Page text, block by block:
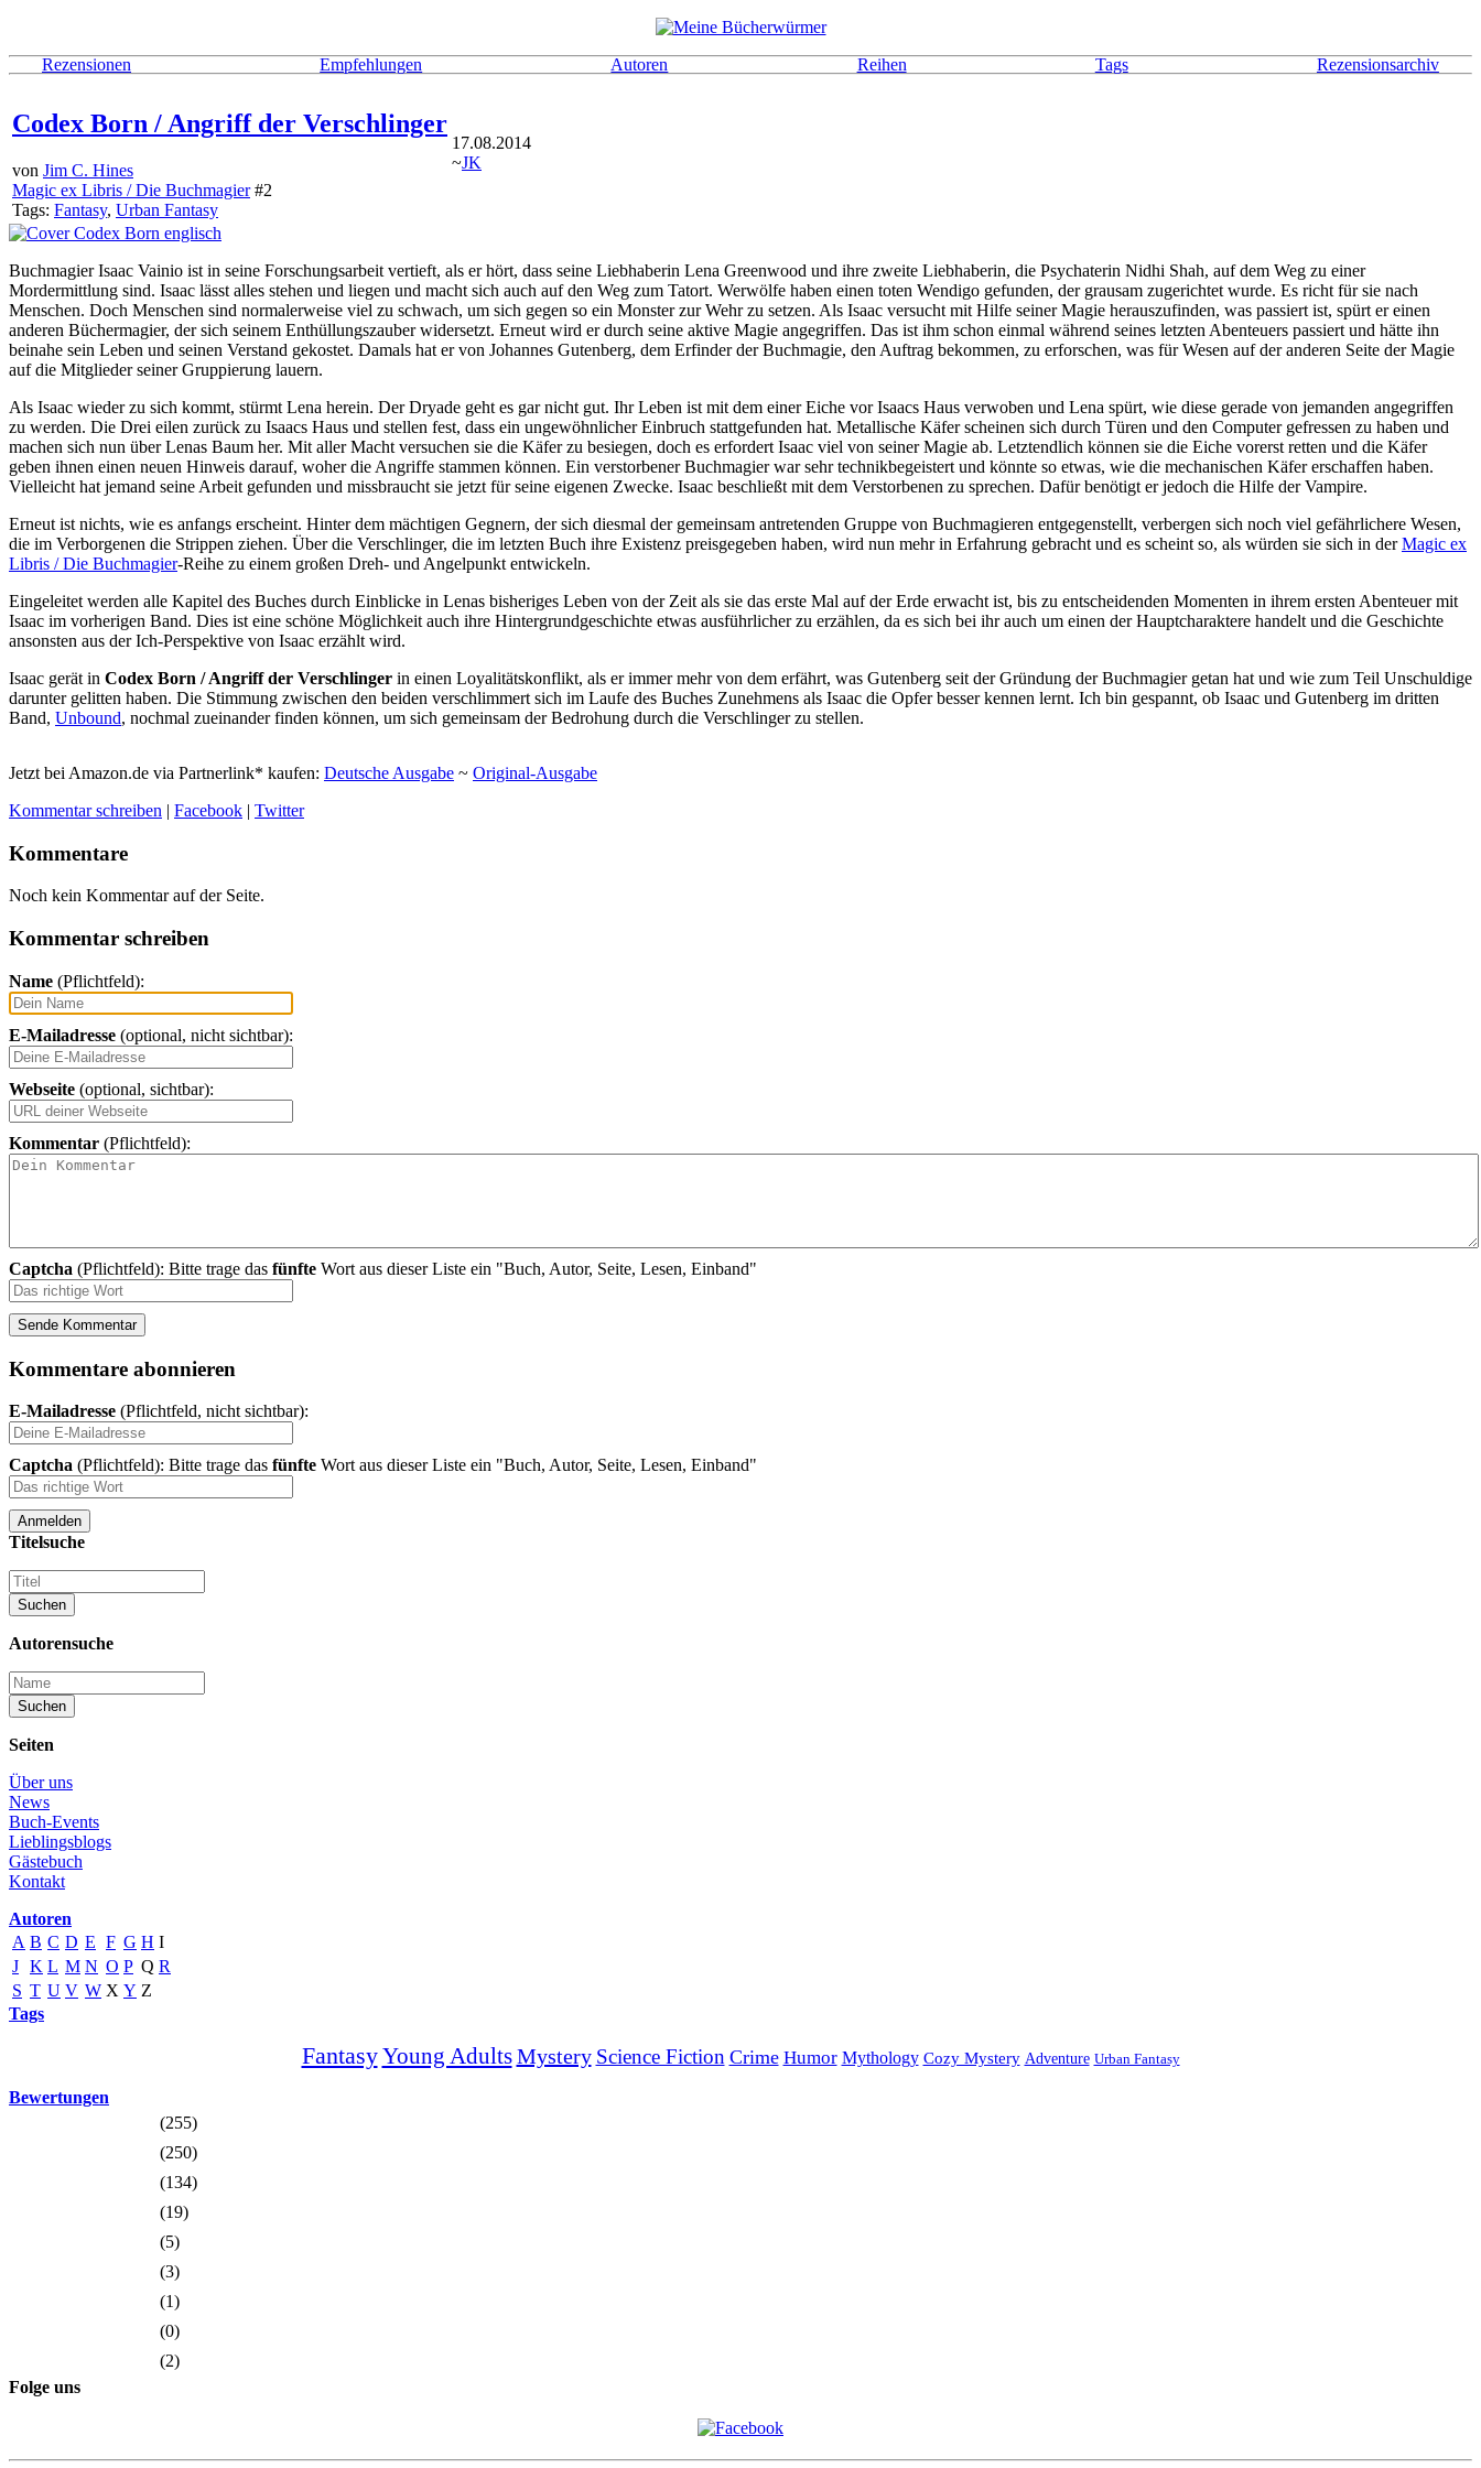
Rezensionen Empfehlungen Autoren Reihen Tags Rezensionsarchiv
Codex Born / Angriff der Verschlinger
von Jim C. Hines
Magic ex Libris / Die Buchmagier#2
Tags: Fantasy, Urban Fantasy
17.08.2014
~JK
Buchmagier Isaac Vainio ist in seine Forschungsarbeit vertieft, als er hört, dass seine Liebhaberin Lena Greenwood und ihre zweite Liebhaberin, die Psychaterin Nidhi Shah, auf dem Weg zu einer
Mordermittlung sind. Isaac lässt alles stehen und liegen und macht sich auch auf den Weg zum Tatort. Werwölfe haben einen toten Wendigo gefunden, der grausam zugerichtet wurde. Es richt für sie nach
Menschen. Doch Menschen sind normalerweise viel zu schwach, um sich gegen so ein Monster zur Wehr zu setzen. Als Isaac versucht mit Hilfe seiner Magie herauszufinden, was passiert ist, spürt er einen
anderen Büchermagier, der sich seinem Enthüllungszauber widersetzt. Erneut wird er durch seine aktive Magie angegriffen. Das ist ihm schon einmal während seines letzten Abenteuers passiert und hätte ihn
beinahe sein Leben und seinen Verstand gekostet. Damals hat er von Johannes Gutenberg, dem Erfinder der Buchmagie, den Auftrag bekommen, zu erforschen, was für Wesen auf der anderen Seite der Magie
auf die Mitglieder seiner Gruppierung lauern.
Als Isaac wieder zu sich kommt, stürmt Lena herein. Der Dryade geht es gar nicht gut. Ihr Leben ist mit dem einer Eiche vor Isaacs Haus verwoben und Lena spürt, wie diese gerade von jemanden angegriffen
zu werden. Die Drei eilen zurück zu Isaacs Haus und stellen fest, dass ein ungewöhnlicher Einbruch stattgefunden hat. Metallische Käfer scheinen sich durch Türen und den Computer gefressen zu haben und
machen sich nun über Lenas Baum her. Mit aller Macht versuchen sie die Käfer zu besiegen, doch es erfordert Isaac viel von seiner Magie ab. Letztendlich können sie die Eiche vorerst retten und die Käfer
geben ihnen einen neuen Hinweis darauf, woher die Angriffe stammen können. Ein verstorbener Buchmagier war sehr technikbegeistert und könnte so etwas, wie die mechanischen Käfer erschaffen haben.
Vielleicht hat jemand seine Arbeit gefunden und missbraucht sie jetzt für seine eigenen Zwecke. Isaac beschließt mit dem Verstorbenen zu sprechen. Dafür benötigt er jedoch die Hilfe der Vampire.
Erneut ist nichts, wie es anfangs erscheint. Hinter dem mächtigen Gegnern, der sich diesmal der gemeinsam antretenden Gruppe von Buchmagieren entgegenstellt, verbergen sich noch viel gefährlichere Wesen,
die im Verborgenen die Strippen ziehen. Über die Verschlinger, die im letzten Buch ihre Existenz preisgegeben haben, wird nun mehr in Erfahrung gebracht und es scheint so, als würden sie sich in derMagic ex
Libris / Die Buchmagier-Reihe zu einem großen Dreh- und Angelpunkt entwickeln.
Eingeleitet werden alle Kapitel des Buches durch Einblicke in Lenas bisheriges Leben von der Zeit als sie das erste Mal auf der Erde erwacht ist, bis zu entscheidenden Momenten in ihrem ersten Abenteuer mit
Isaac im vorherigen Band. Dies ist eine schöne Möglichkeit auch ihre Hintergrundgeschichte etwas ausführlicher zu erzählen, da es sich bei ihr auch um einen der Hauptcharaktere handelt und die Geschichte
ansonsten aus der Ich-Perspektive von Isaac erzählt wird.
Isaac gerät in Codex Born / Angriff der Verschlinger in einen Loyalitätskonflikt, als er immer mehr von dem erfährt, was Gutenberg seit der Gründung der Buchmagier getan hat und wie zum Teil Unschuldige
darunter gelitten haben. Die Stimmung zwischen den beiden verschlimmert sich im Laufe des Buches Zunehmens als Isaac die Opfer besser kennen lernt. Ich bin gespannt, ob Isaac und Gutenberg im dritten
Band, Unbound, nochmal zueinander finden können, um sich gemeinsam der Bedrohung durch die Verschlinger zu stellen.
Jetzt bei Amazon.de via Partnerlink* kaufen: Deutsche Ausgabe ~ Original-Ausgabe
Kommentar schreiben | Facebook | Twitter
Kommentare
Noch kein Kommentar auf der Seite.
Kommentar schreiben
Name (Pflichtfeld):
E-Mailadresse (optional, nicht sichtbar):
Webseite (optional, sichtbar):
Kommentar (Pflichtfeld):
Captcha (Pflichtfeld): Bitte trage das fünfte Wort aus dieser Liste ein "Buch, Autor, Seite, Lesen, Einband"
Kommentare abonnieren
E-Mailadresse (Pflichtfeld, nicht sichtbar):
Captcha (Pflichtfeld): Bitte trage das fünfte Wort aus dieser Liste ein "Buch, Autor, Seite, Lesen, Einband"
Titelsuche
Autorensuche
Seiten
Über uns
News
Buch-Events
Lieblingsblogs
Gästebuch
Kontakt
Autoren
A B C D E F G H I
J K L M N O P Q R
S T U V W X Y Z
Tags
FantasyYoung Adults Mystery Science Fiction Crime Humor Mythology Cozy Mystery Adventure Urban Fantasy
Bewertungen
(255)
(250)
(134)
(19)
(5)
(3)
(1)
(0)
(2)
Folge uns